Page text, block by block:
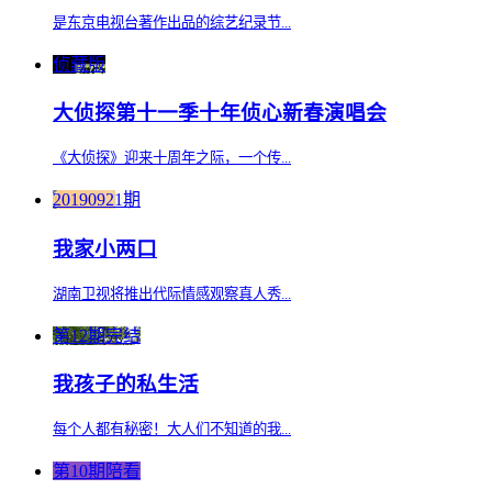
是东京电视台著作出品的综艺纪录节...
侦藏版
大侦探第十一季十年侦心新春演唱会
《大侦探》迎来十周年之际，一个传...
20190921期
我家小两口
湖南卫视将推出代际情感观察真人秀...
第12期完结
我孩子的私生活
每个人都有秘密！大人们不知道的我...
第10期陪看